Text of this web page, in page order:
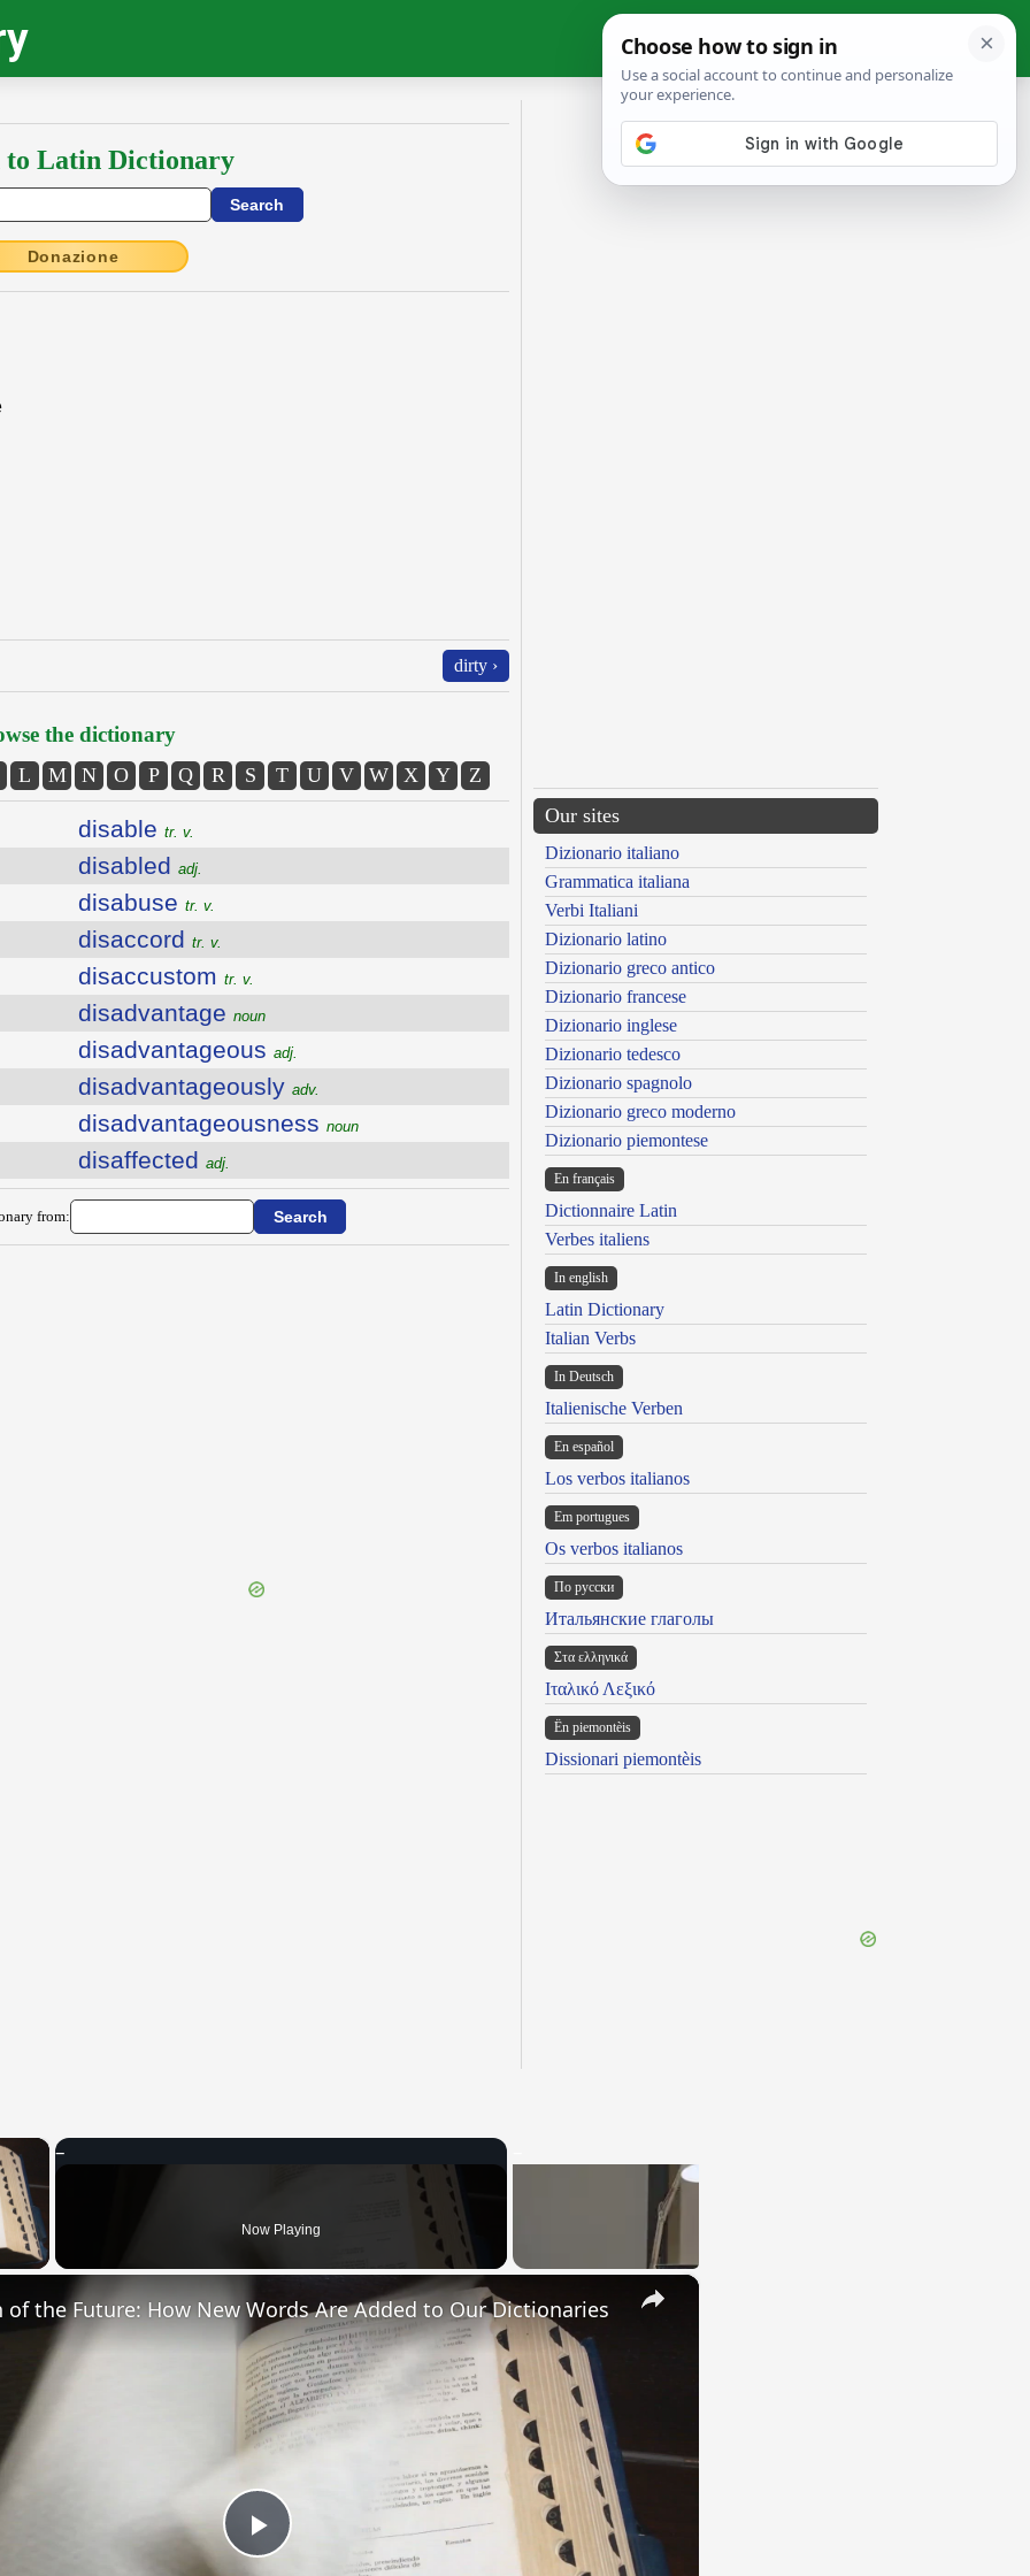
to Latin Dictionary
Donazione
dirty ›
the dictionary
L M N O P Q R S T U V W X Y Z
disable tr. v.
disabled adj.
disabuse tr. v.
disaccord tr. v.
disaccustom tr. v.
disadvantage noun
disadvantageous adj.
disadvantageously adv.
disadvantageousness noun
disaffected adj.
from:
Our sites
Dizionario italiano
Grammatica italiana
Verbi Italiani
Dizionario latino
Dizionario greco antico
Dizionario francese
Dizionario inglese
Dizionario tedesco
Dizionario spagnolo
Dizionario greco moderno
Dizionario piemontese
En français
Dictionnaire Latin
Verbes italiens
In english
Latin Dictionary
Italian Verbs
In Deutsch
Italienische Verben
En español
Los verbos italianos
Em portugues
Os verbos italianos
По русски
Итальянские глаголы
Στα ελληνικά
Ιταλικό Λεξικό
Ën piemontèis
Dissionari piemontèis
×
Now Playing
×
Play
of the Future: How New Words Are Added to Our Dictionaries